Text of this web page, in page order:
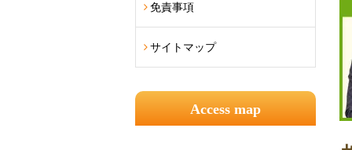
免責事項
サイトマップ
Access map